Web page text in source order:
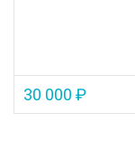
30 000 ₽